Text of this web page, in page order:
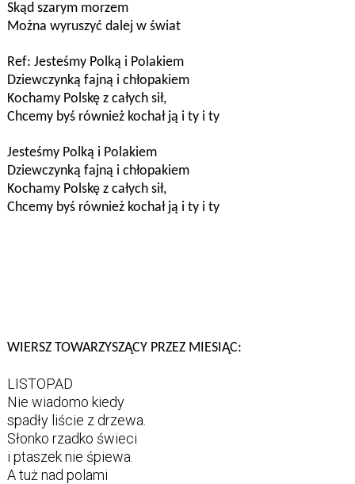
Skąd szarym morzem
Można wyruszyć dalej w świat
Ref: Jesteśmy Polką i Polakiem
Dziewczynką fajną i chłopakiem
Kochamy Polskę z całych sił,
Chcemy byś również kochał ją i ty i ty
Jesteśmy Polką i Polakiem
Dziewczynką fajną i chłopakiem
Kochamy Polskę z całych sił,
Chcemy byś również kochał ją i ty i ty
WIERSZ TOWARZYSZĄCY PRZEZ MIESIĄC:
LISTOPAD
Nie wiadomo kiedy
spadły liście z drzewa.
Słonko rzadko świeci
i ptaszek nie śpiewa.
A tuż nad polami